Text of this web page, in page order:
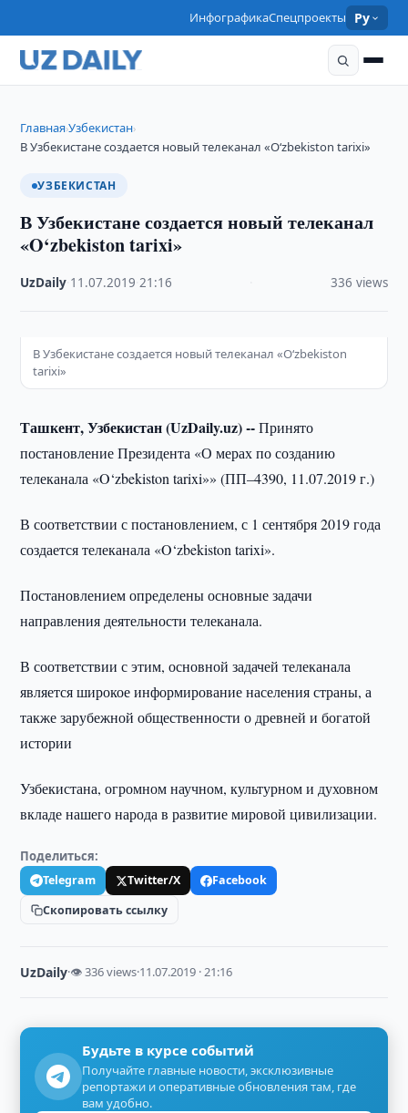
ИнфографикаСпецпроекты Ру
Главная›Узбекистан›
В Узбекистане создается новый телеканал «O‘zbekiston tarixi»
УЗБЕКИСТАН
В Узбекистане создается новый телеканал
«O‘zbekiston tarixi»
UzDaily 11.07.2019 ·21:16 336 views
В Узбекистане создается новый телеканал «O‘zbekiston
tarixi»
Ташкент, Узбекистан (UzDaily.uz) --Принято
постановление Президента «О мерах по созданию
телеканала «O‘zbekiston tarixi»» (ПП–4390, 11.07.2019 г.)
В соответствии с постановлением, с 1 сентября 2019 года
создается телеканала «O‘zbekiston tarixi».
Постановлением определены основные задачи
направления деятельности телеканала.
В соответствии с этим, основной задачей телеканала
является широкое информирование населения страны, а
также зарубежной общественности о древней и богатой
истории
Узбекистана, огромном научном, культурном и духовном
вкладе нашего народа в развитие мировой цивилизации.
Поделиться:
Telegram Twitter/X
Facebook
Скопировать ссылку
UzDaily·👁 336 views·11.07.2019 · 21:16
Будьте в курсе событий
Получайте главные новости, эксклюзивные
репортажи и оперативные обновления там, где
вам удобно.